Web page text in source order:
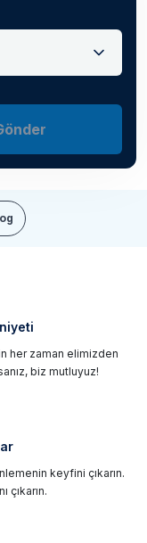
her zaman elimizden
biz mutluyuz!
keyfini çıkarın.
çıkarın.